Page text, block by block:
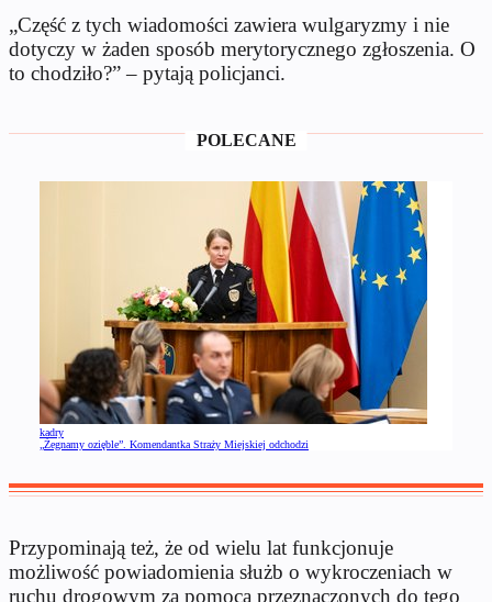
„Część z tych wiadomości zawiera wulgaryzmy i nie
dotyczy w żaden sposób merytorycznego zgłoszenia. O
to chodziło?” – pytają policjanci.
POLECANE
kadry
„Żegnamy ozięble”. Komendantka Straży Miejskiej odchodzi
Przypominają też, że od wielu lat funkcjonuje
możliwość powiadomienia służb o wykroczeniach w
ruchu drogowym za pomocą przeznaczonych do tego